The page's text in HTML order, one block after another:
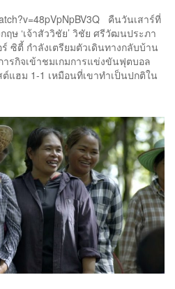
คืนวันเสาร์ที่
ฤษ ‘เจ้าสัววิชัย’ วิชัย ศรีวัฒนประภา
ซิตี้ กำลังเตรียมตัวเดินทางกลับบ้าน
ารกิจเข้าชมเกมการแข่งขันฟุตบอล
แฮม 1-1 เหมือนที่เขาทำเป็นปกติใน